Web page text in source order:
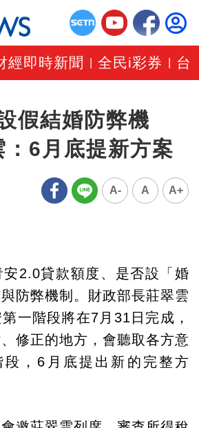
經即時新聞 |全民i彩券 台
假結婚防弊機
6月底提新方案
A- A A+
2.0貸款額度、是否設「婚
防弊機制。財政部長莊翠雲
一階段將在7月31日完成，
修正的地方，會聽取各方意
段，6月底提出新的完整方